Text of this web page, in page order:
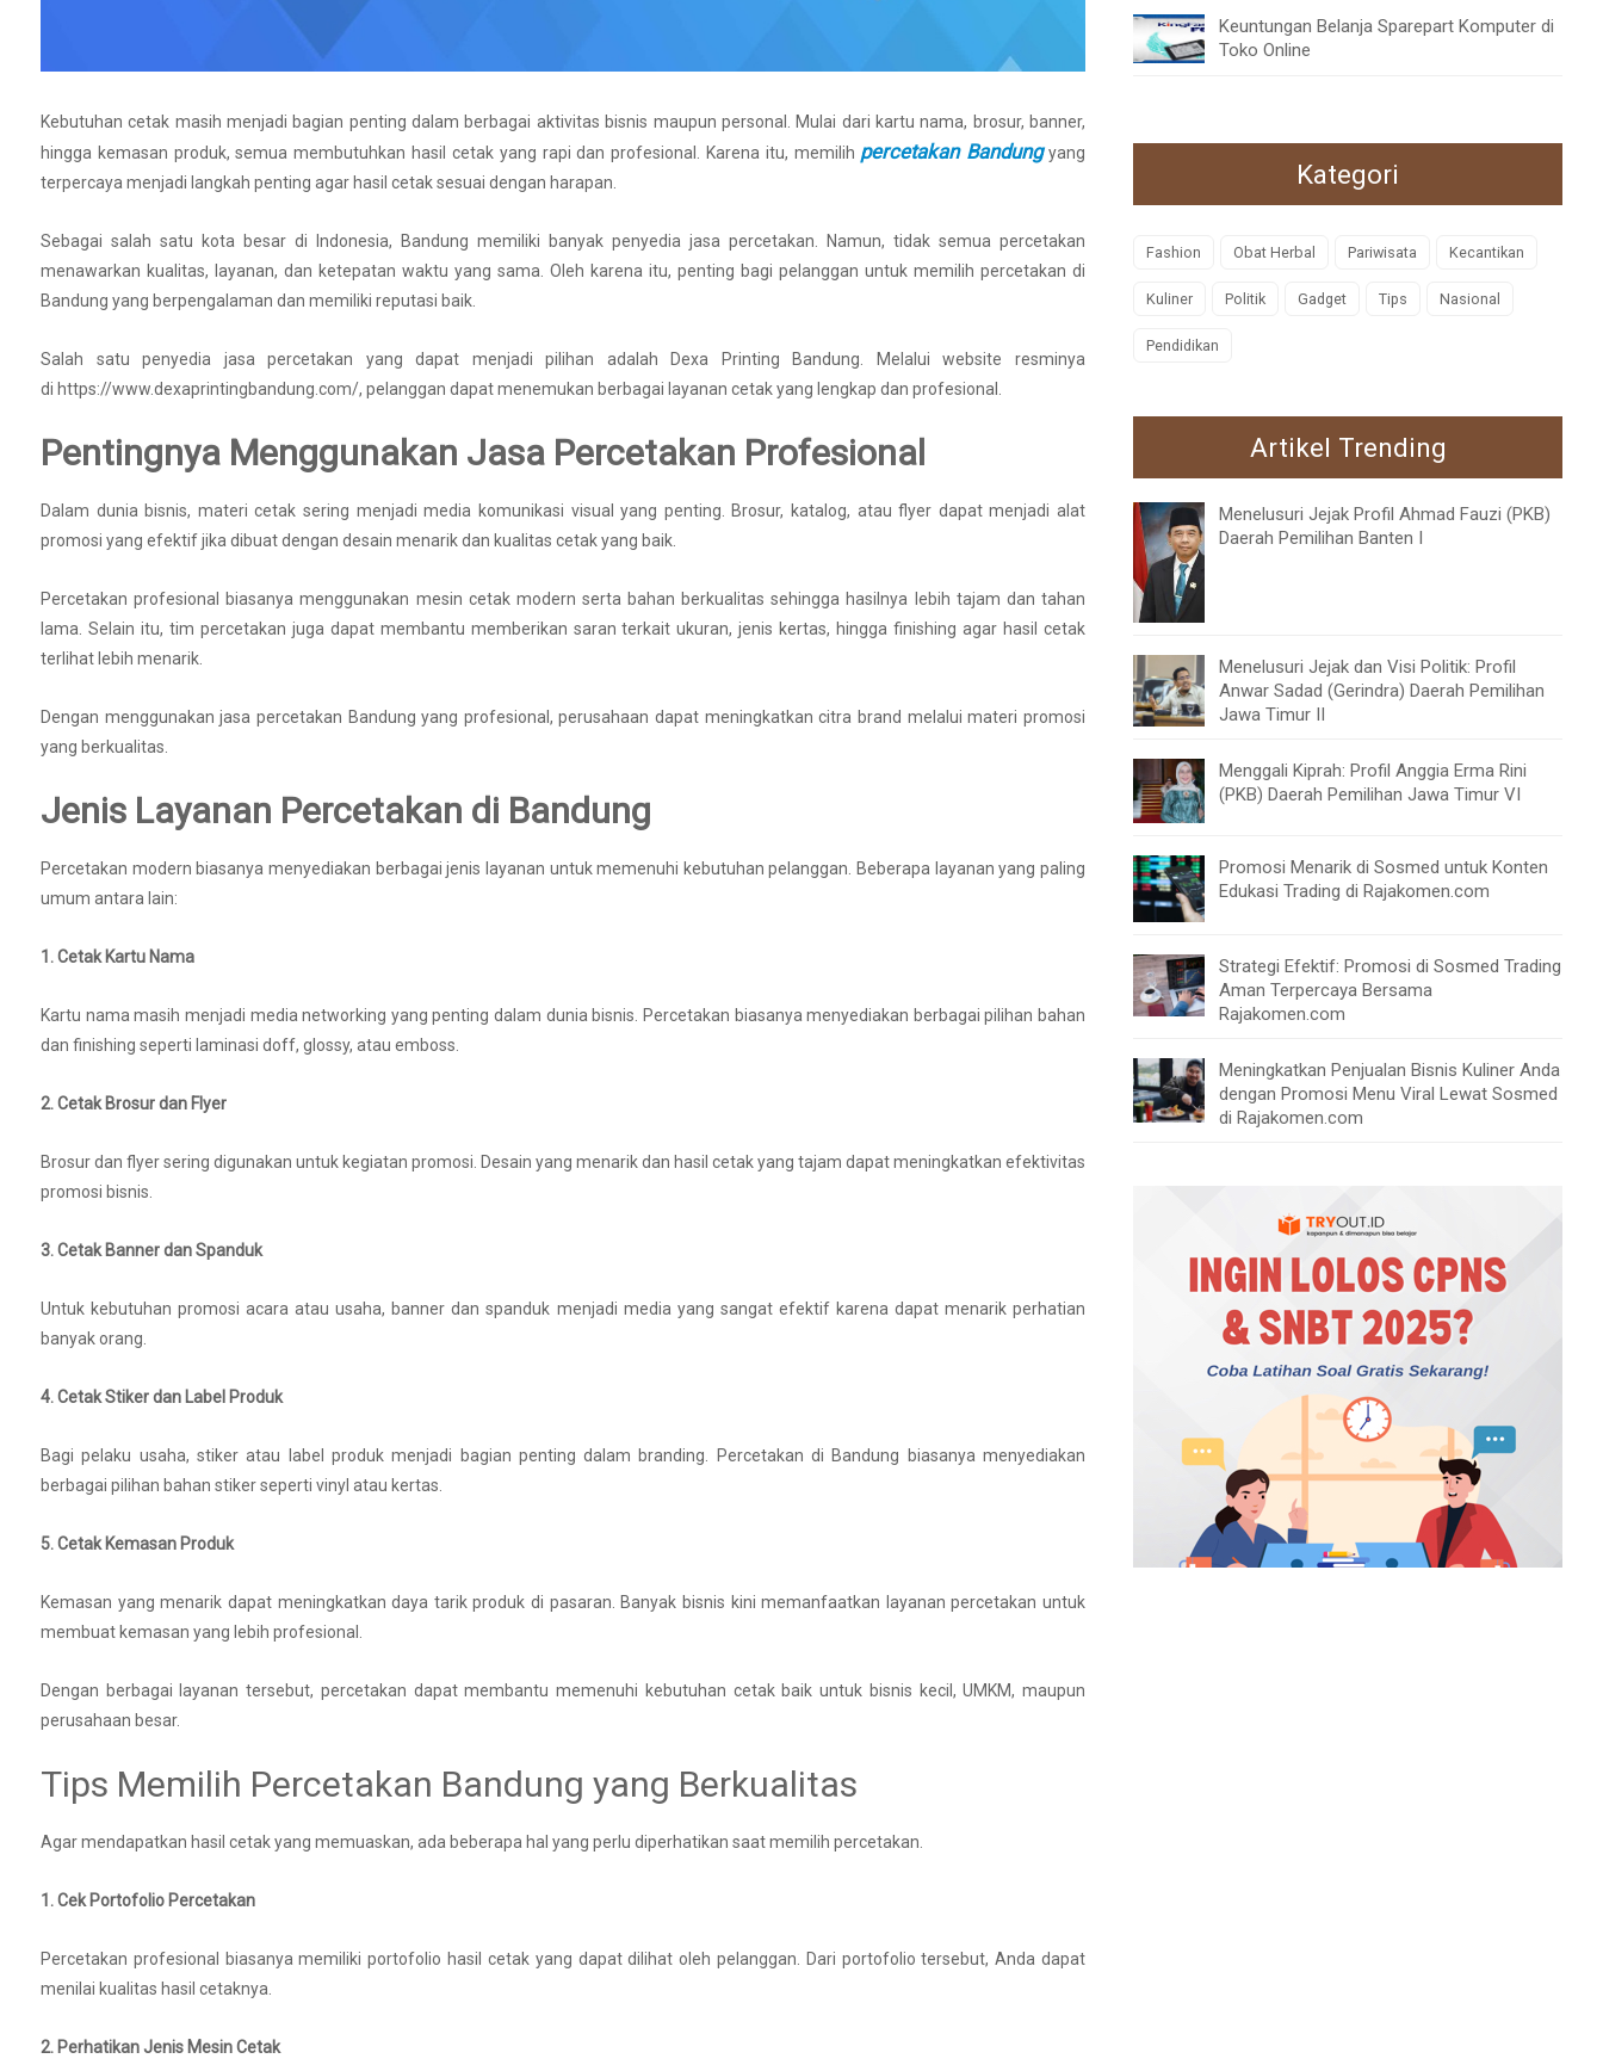
Kebutuhan cetak masih menjadi bagian penting dalam berbagai aktivitas bisnis maupun personal. Mulai dari kartu nama, brosur, banner,
hingga kemasan produk, semua membutuhkan hasil cetak yang rapi dan profesional. Karena itu, memilih percetakan Bandungyang
terpercaya menjadi langkah penting agar hasil cetak sesuai dengan harapan.
Sebagai salah satu kota besar di Indonesia, Bandung memiliki banyak penyedia jasa percetakan. Namun, tidak semua percetakan
menawarkan kualitas, layanan, dan ketepatan waktu yang sama. Oleh karena itu, penting bagi pelanggan untuk memilih percetakan di
Bandung yang berpengalaman dan memiliki reputasi baik.
Salah satu penyedia jasa percetakan yang dapat menjadi pilihan adalah Dexa Printing Bandung. Melalui website resminya
di https://www.dexaprintingbandung.com/, pelanggan dapat menemukan berbagai layanan cetak yang lengkap dan profesional.
Pentingnya Menggunakan Jasa Percetakan Profesional
Dalam dunia bisnis, materi cetak sering menjadi media komunikasi visual yang penting. Brosur, katalog, atau flyer dapat menjadi alat
promosi yang efektif jika dibuat dengan desain menarik dan kualitas cetak yang baik.
Percetakan profesional biasanya menggunakan mesin cetak modern serta bahan berkualitas sehingga hasilnya lebih tajam dan tahan
lama. Selain itu, tim percetakan juga dapat membantu memberikan saran terkait ukuran, jenis kertas, hingga finishing agar hasil cetak
terlihat lebih menarik.
Dengan menggunakan jasa percetakan Bandung yang profesional, perusahaan dapat meningkatkan citra brand melalui materi promosi
yang berkualitas.
Jenis Layanan Percetakan di Bandung
Percetakan modern biasanya menyediakan berbagai jenis layanan untuk memenuhi kebutuhan pelanggan. Beberapa layanan yang paling
umum antara lain:
1. Cetak Kartu Nama
Kartu nama masih menjadi media networking yang penting dalam dunia bisnis. Percetakan biasanya menyediakan berbagai pilihan bahan
dan finishing seperti laminasi doff, glossy, atau emboss.
2. Cetak Brosur dan Flyer
Brosur dan flyer sering digunakan untuk kegiatan promosi. Desain yang menarik dan hasil cetak yang tajam dapat meningkatkan efektivitas
promosi bisnis.
3. Cetak Banner dan Spanduk
Untuk kebutuhan promosi acara atau usaha, banner dan spanduk menjadi media yang sangat efektif karena dapat menarik perhatian
banyak orang.
4. Cetak Stiker dan Label Produk
Bagi pelaku usaha, stiker atau label produk menjadi bagian penting dalam branding. Percetakan di Bandung biasanya menyediakan
berbagai pilihan bahan stiker seperti vinyl atau kertas.
5. Cetak Kemasan Produk
Kemasan yang menarik dapat meningkatkan daya tarik produk di pasaran. Banyak bisnis kini memanfaatkan layanan percetakan untuk
membuat kemasan yang lebih profesional.
Dengan berbagai layanan tersebut, percetakan dapat membantu memenuhi kebutuhan cetak baik untuk bisnis kecil, UMKM, maupun
perusahaan besar.
Tips Memilih Percetakan Bandung yang Berkualitas
Agar mendapatkan hasil cetak yang memuaskan, ada beberapa hal yang perlu diperhatikan saat memilih percetakan.
1. Cek Portofolio Percetakan
Percetakan profesional biasanya memiliki portofolio hasil cetak yang dapat dilihat oleh pelanggan. Dari portofolio tersebut, Anda dapat
menilai kualitas hasil cetaknya.
2. Perhatikan Jenis Mesin Cetak
Keuntungan Belanja Sparepart Komputer di
Toko Online
Kategori
Fashion Obat Herbal Pariwisata Kecantikan
Kuliner Politik Gadget Tips Nasional
Pendidikan
Artikel Trending
Menelusuri Jejak Profil Ahmad Fauzi (PKB)
Daerah Pemilihan Banten I
Menelusuri Jejak dan Visi Politik: Profil
Anwar Sadad (Gerindra) Daerah Pemilihan
Jawa Timur II
Menggali Kiprah: Profil Anggia Erma Rini
(PKB) Daerah Pemilihan Jawa Timur VI
Promosi Menarik di Sosmed untuk Konten
Edukasi Trading di Rajakomen.com
Strategi Efektif: Promosi di Sosmed Trading
Aman Terpercaya Bersama
Rajakomen.com
Meningkatkan Penjualan Bisnis Kuliner Anda
dengan Promosi Menu Viral Lewat Sosmed
di Rajakomen.com